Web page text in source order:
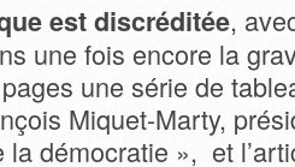
est discréditée,
une fois encore la
une série de
Miquet-Marty,
démocratie », et